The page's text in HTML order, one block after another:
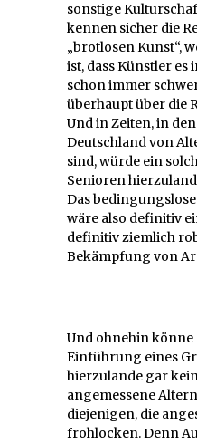
sonstige
kennen sicher die
„brotlosen Kunst“,
ist, dass Künstler es
schon immer
überhaupt über die
Und in Zeiten, in
Deutschland von
sind, würde ein
Senioren
Das
wäre also definitiv
definitiv ziemlich
Bekämpfung von
Und ohnehin könne
Einführung eines
hierzulande gar
angemessene
diejenigen, die
frohlocken. Denn